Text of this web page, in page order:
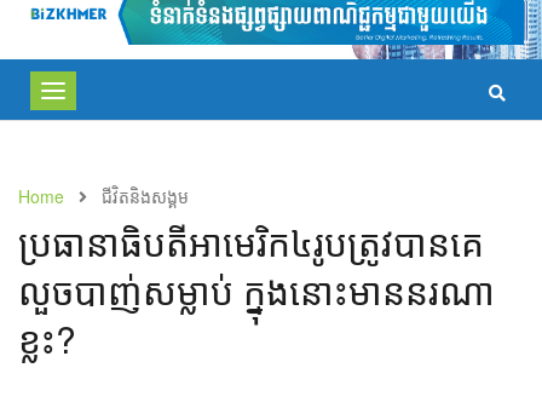
Toggle
navigation
Home ជីវិតនិងសង្គម
ប្រធានាធិបតី​អាមេរិក​៤រូប​​ត្រូវ​បាន​គេ​
លួច​បាញ់​​សម្លាប់​ ក្នុង​នោះ​មាន​នរណា​
ខ្លះ?​